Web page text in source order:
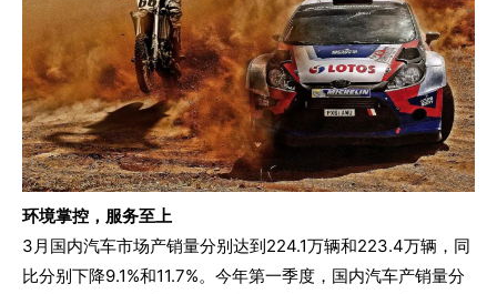
环境掌控，服务至上
3月国内汽车市场产销量分别达到224.1万辆和223.4万辆，同
比分别下降9.1%和11.7%。今年第一季度，国内汽车产销量分